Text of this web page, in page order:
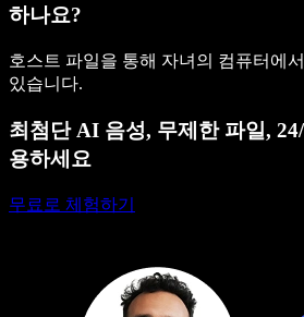
하나요?
호스트 파일을 통해 자녀의 컴퓨터에
있습니다.
최첨단 AI 음성, 무제한 파일,
용하세요
무료로 체험하기